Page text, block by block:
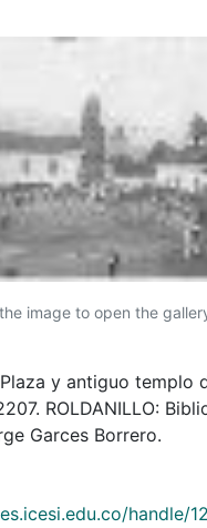
image to open the
Plaza y antiguo templo
ROLDANILLO:
Garces Borrero.
handle/